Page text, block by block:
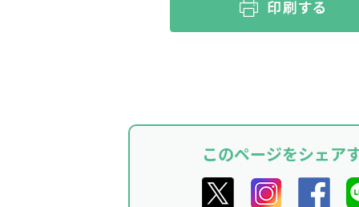
このページをシェア